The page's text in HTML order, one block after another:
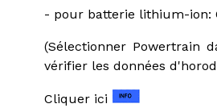
- pour batterie lithium-ion:
(Sélectionner Powertrain
vérifier les données
Cliquer ici